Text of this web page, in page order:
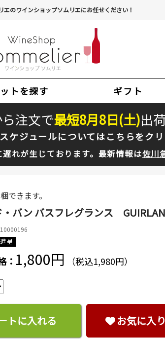
のワインショップソムリエにお任せください！
トを探す ギフト
注文で最短8月8日(土)出
ケジュールについてはこちらをク
れが生じております。最新情報は佐川
できます。
・バン バスフレグランス
進呈
： 1,800円 （税込1,980円）
トに入れる お気に入